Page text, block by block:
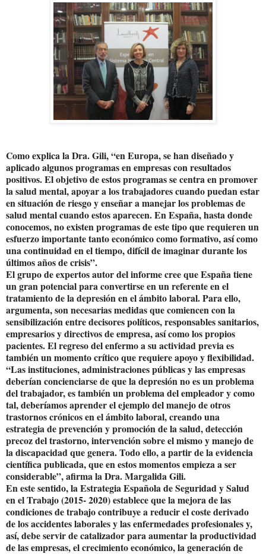
Como explica la Dra. Gili, “en Europa, se han diseñado y
aplicado algunos programas en empresas con resultados
positivos. El objetivo de estos programas se centra en promover
la salud mental, apoyar a los trabajadores cuando puedan estar
en situación de riesgo y enseñar a manejar los problemas de
salud mental cuando estos aparecen. En España, hasta donde
conocemos, no existen programas de este tipo que requieren un
esfuerzo importante tanto económico como formativo, así como
una continuidad en el tiempo, difícil de imaginar durante los
últimos años de crisis”.
El grupo de expertos autor del informe cree que España tiene
un gran potencial para convertirse en un referente en el
tratamiento de la depresión en el ámbito laboral. Para ello,
argumenta, son necesarias medidas que comiencen con la
sensibilización entre decisores políticos, responsables sanitarios,
empresarios y directivos de empresa, así como los propios
pacientes. El regreso del enfermo a su actividad previa es
también un momento crítico que requiere apoyo y flexibilidad.
“Las instituciones, administraciones públicas y las empresas
deberían concienciarse de que la depresión no es un problema
del trabajador, es también un problema del empleador y como
tal, deberíamos aprender el ejemplo del manejo de otros
trastornos crónicos en el ámbito laboral, creando una
estrategia de prevención y promoción de la salud, detección
precoz del trastorno, intervención sobre el mismo y manejo de
la discapacidad que genera. Todo ello, a partir de la evidencia
científica publicada, que en estos momentos empieza a ser
considerable”, afirma la Dra. Margalida Gili.
En este sentido, la Estrategia Española de Seguridad y Salud
en el Trabajo (2015- 2020) establece que la mejora de las
condiciones de trabajo contribuye a reducir el coste derivado
de los accidentes laborales y las enfermedades profesionales y,
así, debe servir de catalizador para aumentar la productividad
de las empresas, el crecimiento económico, la generación de